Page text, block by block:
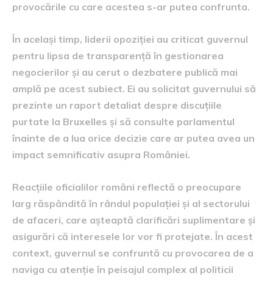
provocările cu care acestea s-ar putea confrunta.
În același timp, liderii opoziției au criticat guvernul
pentru lipsa de transparență în gestionarea
negocierilor și au cerut o dezbatere publică mai
amplă pe acest subiect. Ei au solicitat guvernului să
prezinte un raport detaliat despre discuțiile
purtate la Bruxelles și să consulte parlamentul
înainte de a lua orice decizie care ar putea avea un
impact semnificativ asupra României.
Reacțiile oficialilor români reflectă o preocupare
larg răspândită în rândul populației și al sectorului
de afaceri, care așteaptă clarificări suplimentare și
asigurări că interesele lor vor fi protejate. În acest
context, guvernul se confruntă cu provocarea de a
naviga cu atenție în peisajul complex al politicii